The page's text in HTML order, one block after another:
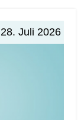
28. Juli 2026